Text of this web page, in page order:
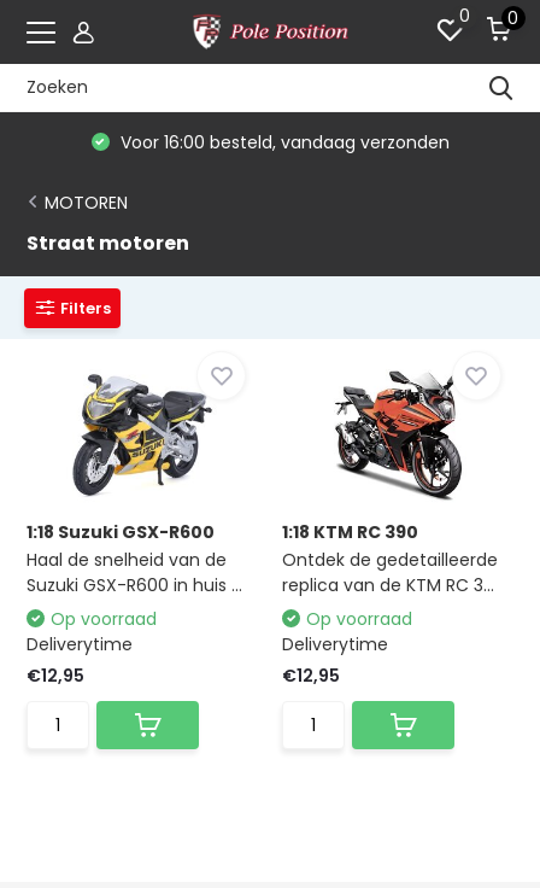
0 0
Voor 16:00 besteld, vandaag verzonden
MOTOREN
Straat motoren
Filters
1:18 Suzuki GSX-R600
Haal de snelheid van de
Suzuki GSX-R600 in huis ...
Op voorraad
Deliverytime
€12,95
1:18 KTM RC 390
Ontdek de gedetailleerde
replica van de KTM RC 3...
Op voorraad
Deliverytime
€12,95